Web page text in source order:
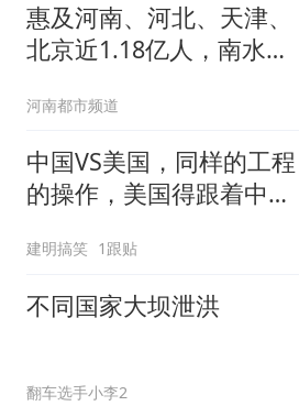
惠及河南、河北、天津、
北京近1.18亿人，南水北
水突破800亿立方米
河南都市频道
中国VS美国，同样的工程
的操作，美国得跟着中国
建明搞笑 1跟贴
不同国家大坝泄洪
翻车选手小李2